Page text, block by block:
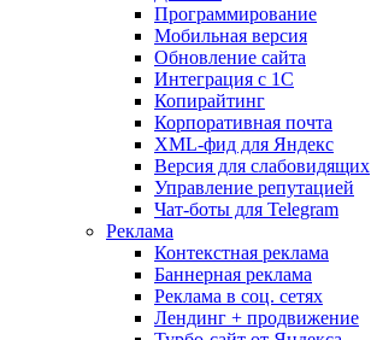
Программирование
Мобильная версия
Обновление сайта
Интеграция с 1С
Копирайтинг
Корпоративная почта
XML-фид для Яндекс
Версия для слабовидящих
Управление репутацией
Чат-боты для Telegram
Реклама
Контекстная реклама
Баннерная реклама
Реклама в соц. сетях
Лендинг + продвижение